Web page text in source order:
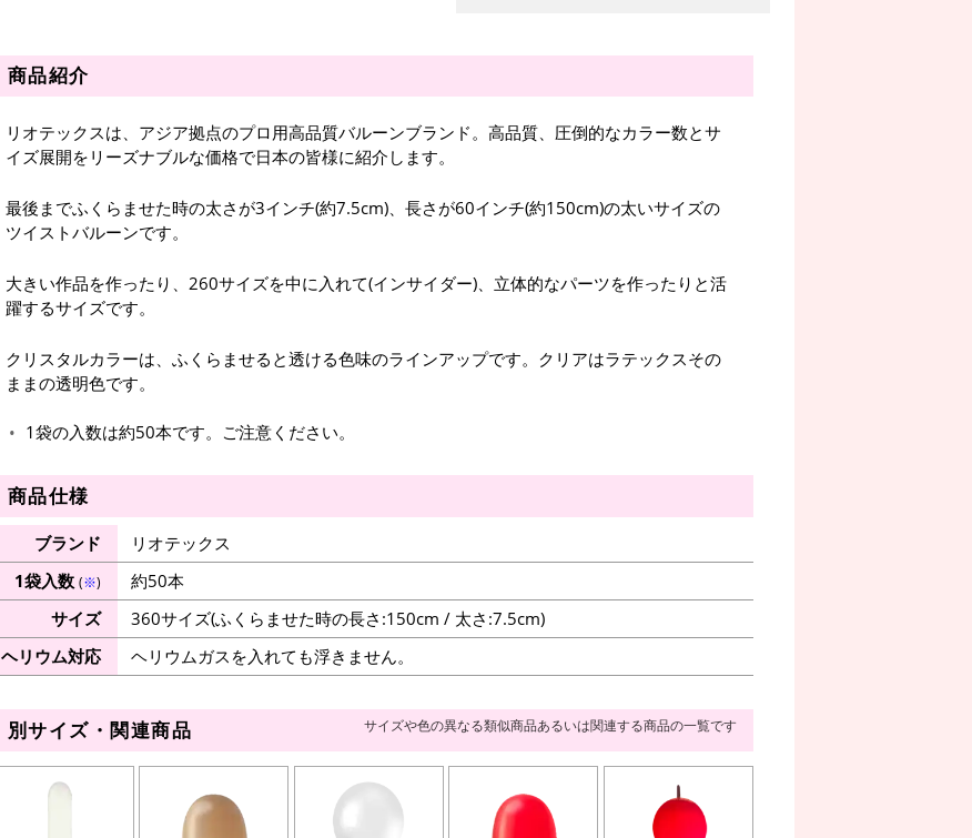
商品紹介
リオテックスは、アジア拠点のプロ用高品質バルーンブランド。高品質、圧倒的なカラー数とサ
イズ展開をリーズナブルな価格で日本の皆様に紹介します。
最後までふくらませた時の太さが3インチ(約7.5cm)、長さが60インチ(約150cm)の太いサイズの
ツイストバルーンです。
大きい作品を作ったり、260サイズを中に入れて(インサイダー)、立体的なパーツを作ったりと活
躍するサイズです。
クリスタルカラーは、ふくらませると透ける色味のラインアップです。クリアはラテックスその
ままの透明色です。
1袋の入数は約50本です。ご注意ください。
商品仕様
ブランド
リオテックス
1袋入数 (※)
約50本
サイズ
360サイズ(ふくらませた時の長さ:150cm / 太さ:7.5cm)
ヘリウム対応
ヘリウムガスを入れても浮きません。
別サイズ・関連商品 サイズや色の異なる類似商品あるいは関連する商品の一覧です